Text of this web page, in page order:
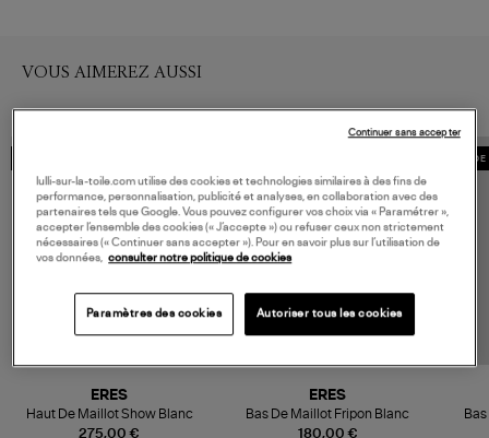
VOUS AIMEREZ AUSSI
275,00 €
ERES
Haut De Maillot Show Blanc
180,00 €
ERES
Bas De Maillot Fripon Blanc
lulli-sur-la-toile.com utilise des cookies et technologies similaires à des fins de
performance, personnalisation, publicité et analyses, en collaboration avec des
partenaires tels que Google. Vous pouvez configurer vos choix via « Paramétrer »,
accepter l’ensemble des cookies (« J’accepte ») ou refuser ceux non strictement
nécessaires (« Continuer sans accepter »). Pour en savoir plus sur l’utilisation de
vos données, consulter notre politique de cookies
Paramètres des cookies Autoriser tous les cookies
Continuer sans accepter